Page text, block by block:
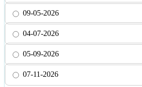
09-05-2026
04-07-2026
05-09-2026
07-11-2026